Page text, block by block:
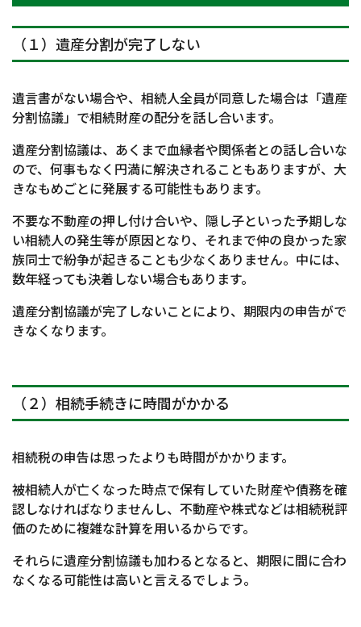
（１）遺産分割が完了しない
遺言書がない場合や、相続人全員が同意した場合は「遺産
分割協議」で相続財産の配分を話し合います。
遺産分割協議は、あくまで血縁者や関係者との話し合いな
ので、何事もなく円満に解決されることもありますが、大
きなもめごとに発展する可能性もあります。
不要な不動産の押し付け合いや、隠し子といった予期しな
い相続人の発生等が原因となり、それまで仲の良かった家
族同士で紛争が起きることも少なくありません。中には、
数年経っても決着しない場合もあります。
遺産分割協議が完了しないことにより、期限内の申告がで
きなくなります。
（２）相続手続きに時間がかかる
相続税の申告は思ったよりも時間がかかります。
被相続人が亡くなった時点で保有していた財産や債務を確
認しなければなりませんし、不動産や株式などは相続税評
価のために複雑な計算を用いるからです。
それらに遺産分割協議も加わるとなると、期限に間に合わ
なくなる可能性は高いと言えるでしょう。